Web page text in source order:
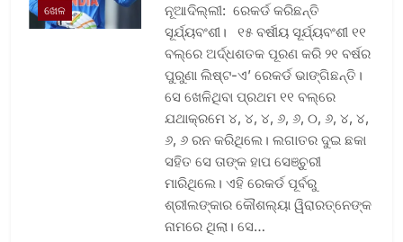
ଖେଳ
ନୂଆଦିଲ୍ଲୀ: ରେକର୍ଡ କରିଛନ୍ତି
ସୂର୍ଯ୍ୟବଂଶୀ। ୧୫ ବର୍ଷୀୟ ସୂର୍ଯ୍ୟବଂଶୀ ୧୧
ବଲ୍‌ରେ ଅର୍ଦ୍ଧଶତକ ପୂରଣ କରି ୨୧ ବର୍ଷର
ପୁରୁଣା ଲିଷ୍ଟ-ଏ’ ରେକର୍ଡ ଭାଙ୍ଗିଛନ୍ତି।
ସେ ଖେଳିଥିବା ପ୍ରଥମ ୧୧ ବଲ୍‌ରେ
ଯଥାକ୍ରମେ ୪, ୪, ୪, ୬, ୬, ୦, ୬, ୪, ୪,
୬, ୬ ରନ କରିଥିଲେ। ଲଗାତର ଦୁଇ ଛକା
ସହିତ ସେ ତାଙ୍କ ହାପ ସେଞ୍ଚୁରୀ
ମାରିଥିଲେ। ଏହି ରେକର୍ଡ ପୂର୍ବରୁ
ଶ୍ରୀଲଙ୍କାର କୌଶଲ୍ୟା ୱିରାରତ୍ନେଙ୍କ
ନାମରେ ଥିଲା। ସେ…